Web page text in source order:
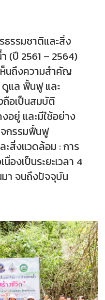
รรมชาติและสิ่ง
(ปี 2561 – 2564)
ห็นถึงความสำคัญ
แล ฟื้นฟู และ
อเป็นสมบัติ
อยู่ และมีใช้อย่าง
จกรรมฟื้นฟู
สิ่งแวดล้อม : การ
องเป็นระยะเวลา 4
า จนถึงปัจจุบัน